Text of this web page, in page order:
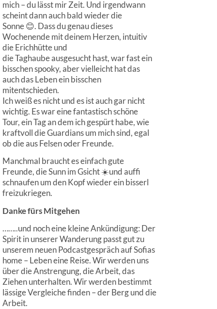
mich – du lässt mir Zeit. Und irgendwann
scheint dann auch bald wieder die
Sonne 😊. Dass du genau dieses
Wochenende mit deinem Herzen, intuitiv
die Erichhütte und
die Taghaube ausgesucht hast, war fast ein
bisschen spooky, aber vielleicht hat das
auch das Leben ein bisschen
mitentschieden.
Ich weiß es nicht und es ist auch gar nicht
wichtig. Es war eine fantastisch schöne
Tour, ein Tag an dem ich gespürt habe, wie
kraftvoll die Guardians um mich sind, egal
ob die aus Felsen oder Freunde.
Manchmal braucht es einfach gute
Freunde, die Sunn im Gsicht ☀️und auffi
schnaufen um den Kopf wieder ein bisserl
freizukriegen.
Danke fürs Mitgehen
……..und noch eine kleine Ankündigung: Der
Spirit in unserer Wanderung passt gut zu
unserem neuen Podcastgespräch auf Sofias
home – Leben eine Reise. Wir werden uns
über die Anstrengung, die Arbeit, das
Ziehen unterhalten. Wir werden bestimmt
lässige Vergleiche finden – der Berg und die
Arbeit.